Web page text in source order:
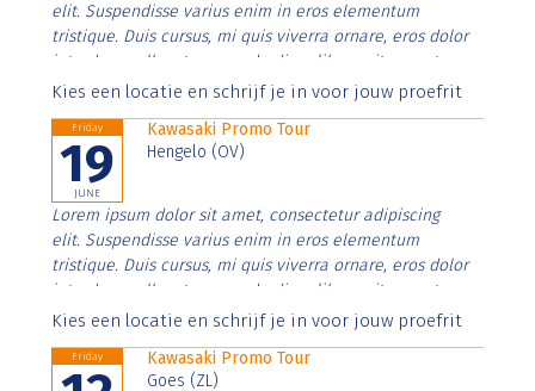
elit. Suspendisse varius enim in eros elementum
tristique. Duis cursus, mi quis viverra ornare, eros dolor
interdum nulla, ut commodo diam libero vitae erat.
Aenean faucibus nibh et justo cursus id rutrum lorem
Kies een locatie en schrijf je in voor jouw proefrit
Friday
19
JUNE
Kawasaki Promo Tour
Hengelo (OV)
Lorem ipsum dolor sit amet, consectetur adipiscing
elit. Suspendisse varius enim in eros elementum
tristique. Duis cursus, mi quis viverra ornare, eros dolor
interdum nulla, ut commodo diam libero vitae erat.
Aenean faucibus nibh et justo cursus id rutrum lorem
Kies een locatie en schrijf je in voor jouw proefrit
Friday
Kawasaki Promo Tour
Goes (ZL)